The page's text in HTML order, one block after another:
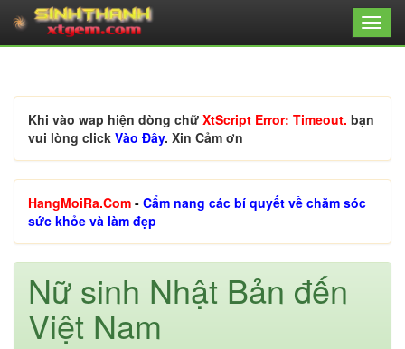
Khi vào wap hiện dòng chữ XtScript Error: Timeout. bạn
vui lòng click Vào Đây. Xin Cảm ơn
HangMoiRa.Com - Cẩm nang các bí quyết về chăm sóc
sức khỏe và làm đẹp
Nữ sinh Nhật Bản đến
Việt Nam